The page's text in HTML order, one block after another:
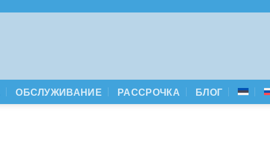
ОБСЛУЖИВАНИЕ РАССРОЧКА БЛОГ